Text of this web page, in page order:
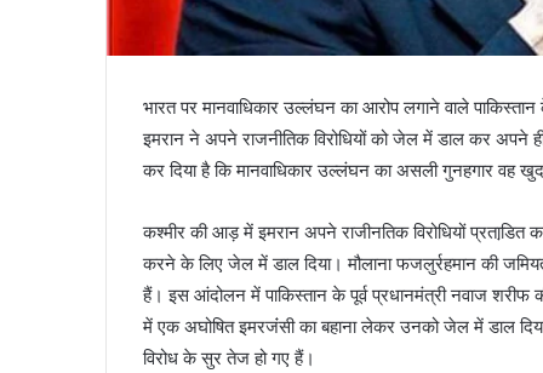
भारत पर मानवाधिकार उल्लंघन का आरोप लगाने वाले
इमरान ने अपने राजनीतिक विरोधियों को जेल में डाल कर अपने
कर दिया है कि मानवाधिकार उल्‍लंघन का असली गुनहगार वह
कश्‍मीर की आड़ में इमरान अपने राजीनतिक विरोधियों
करने के लिए जेल में डाल दिया। मौलाना फजलुर्रहमान की
हैं। इस आंदोलन में पाकिस्‍तान के पूर्व प्रधानमंत्री नवाज शरीफ
में एक अघोषित इमरजंंसी का बहाना लेकर उनको जेल में डाल
विरोध के सुर तेज हो गए हैं।